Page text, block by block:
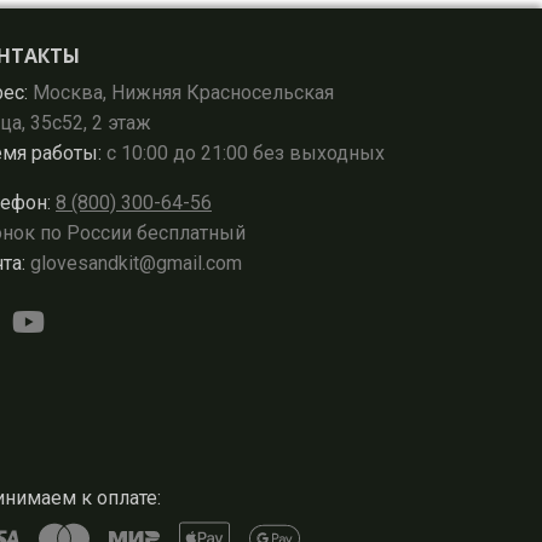
Москва, Нижняя Красносельская
35с52, 2 этаж
работы: с 10:00 до 21:00 без выходных
8 (800) 300-64-56
по России бесплатный
glovesandkit@gmail.com
к оплате: